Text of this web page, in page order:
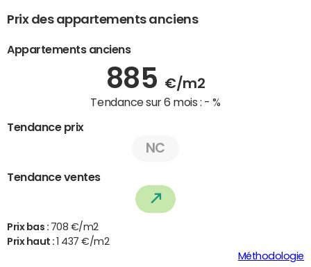
Prix des appartements anciens
Appartements anciens
885 €/m2
Tendance sur 6 mois : - %
Tendance prix
NC
Tendance ventes
Prix bas : 708 €/m2
Prix haut :1 437 €/m2
Méthodologie